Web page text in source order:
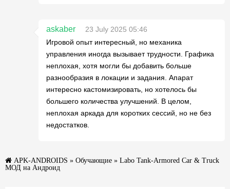
askaber
23 July 2025 05:46
Игровой опыт интересный, но механика
управления иногда вызывает трудности. Графика
неплохая, хотя могли бы добавить больше
разнообразия в локации и задания. Апарат
интересно кастомизировать, но хотелось бы
большего количества улучшений. В целом,
неплохая аркада для коротких сессий, но не без
недостатков.
APK-ANDROIDS » Обучающие » Labo Tank-Armored Car & Truck
МОД на Андроид